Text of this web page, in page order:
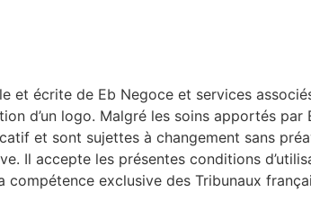
et écrite de Eb Negoce et services
d’un logo. Malgré les soins apportés
et sont sujettes à changement sans
Il accepte les présentes conditions
compétence exclusive des Tribunaux